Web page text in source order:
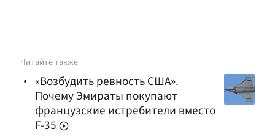
Читайте также
«Возбудить ревность США».
Почему Эмираты покупают
французские истребители вместо
F-35